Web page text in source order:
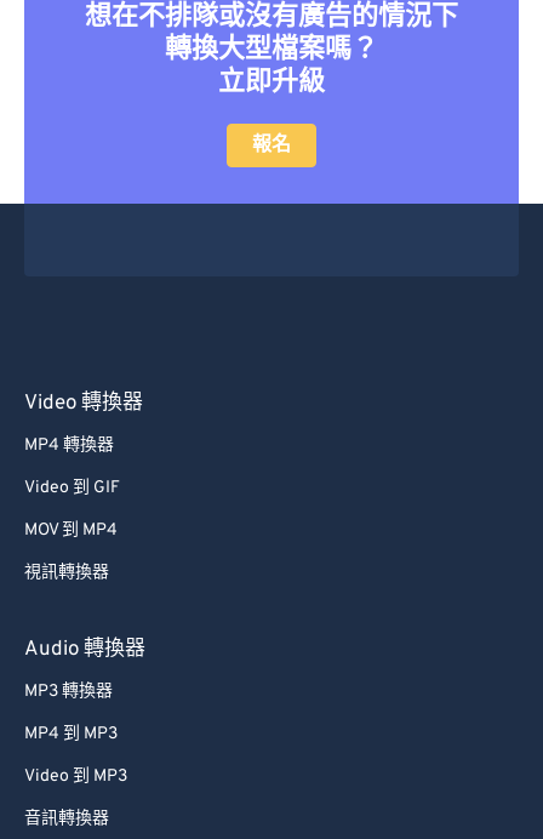
想在不排隊或沒有廣告的情況下
轉換大型檔案嗎？
立即升級
報名
Video 轉換器
MP4 轉換器
Video 到 GIF
MOV 到 MP4
視訊轉換器
Audio 轉換器
MP3 轉換器
MP4 到 MP3
Video 到 MP3
音訊轉換器